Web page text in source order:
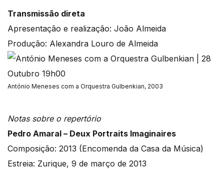
Transmissão direta
Apresentação e realização: João Almeida
Produção: Alexandra Louro de Almeida
António Meneses com a Orquestra Gulbenkian, 2003
Notas sobre o repertório
Pedro Amaral – Deux Portraits Imaginaires
Composição: 2013 (Encomenda da Casa da Música)
Estreia: Zurique, 9 de março de 2013